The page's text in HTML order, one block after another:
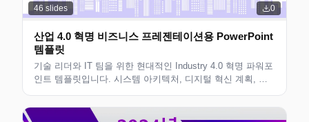
46 slides 0
산업 4.0 혁명 비즈니스 프레젠테이션용 PowerPoint
템플릿
기술 리더와 IT 팀을 위한 현대적인 Industry 4.0 혁명 파워포
인트 템플릿입니다. 시스템 아키텍처, 디지털 혁신 계획, 기
가능합니다.